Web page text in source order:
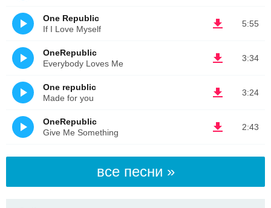
5:55
One Republic
If I Love Myself
3:34
OneRepublic
Everybody Loves Me
3:24
One republic
Made for you
2:43
OneRepublic
Give Me Something
все песни »